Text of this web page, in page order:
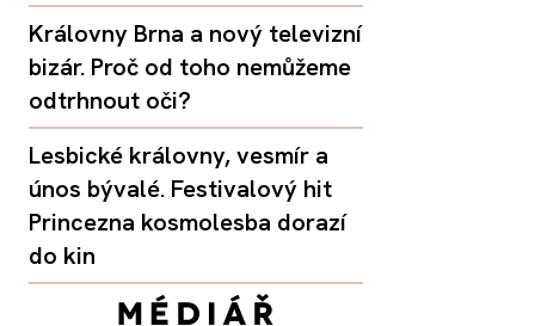
Královny Brna a nový televizní
bizár. Proč od toho nemůžeme
odtrhnout oči?
Lesbické královny, vesmír a
únos bývalé. Festivalový hit
Princezna kosmolesba dorazí
do kin